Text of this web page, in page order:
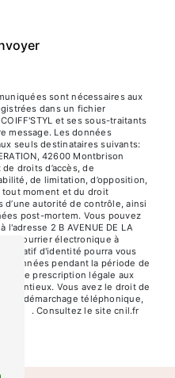
sont nécessaires aux
dans un fichier
et ses sous-traitants
message. Les données
seuls destinataires suivants:
42600 Montbrison
droits d’accès, de
de limitation, d’opposition,
moment et du droit
d’une autorité de contrôle, ainsi
post-mortem. Vous pouvez
2 B AVENUE DE LA
par courrier électronique à
d'identité pourra vous
données pendant la période de
de prescription légale aux
Vous avez le droit de
au démarchage téléphonique,
. Consultez le site cnil.fr